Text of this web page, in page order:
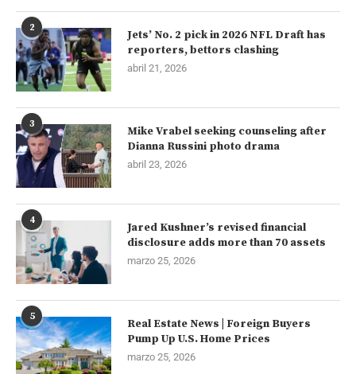
2
Jets’ No. 2 pick in 2026 NFL Draft has
reporters, bettors clashing
abril 21, 2026
3
Mike Vrabel seeking counseling after
Dianna Russini photo drama
abril 23, 2026
4
Jared Kushner’s revised financial
disclosure adds more than 70 assets
marzo 25, 2026
5
Real Estate News | Foreign Buyers
Pump Up U.S. Home Prices
marzo 25, 2026